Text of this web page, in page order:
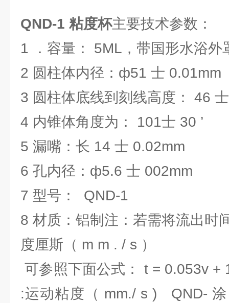
QND-1 粘度杯主要技术参数：
1 ．容量： 5ML，带国形水浴外
2 圆柱体内径：ф51 士 0.01mm
3 圆柱体底线到刻线高度： 46
4 内锥体角度为： 101士 30 ’
5 漏嘴：长 14 士 0.02mm
6 孔内径：ф5.6 士 002mm
7 型号： QND-1
8 材质：铝制注：若需将流出时
度厘斯（ m m . / s ）
可参照下面公式： t = 0.053v +
:运动粘度（ mm./ s ) QND-